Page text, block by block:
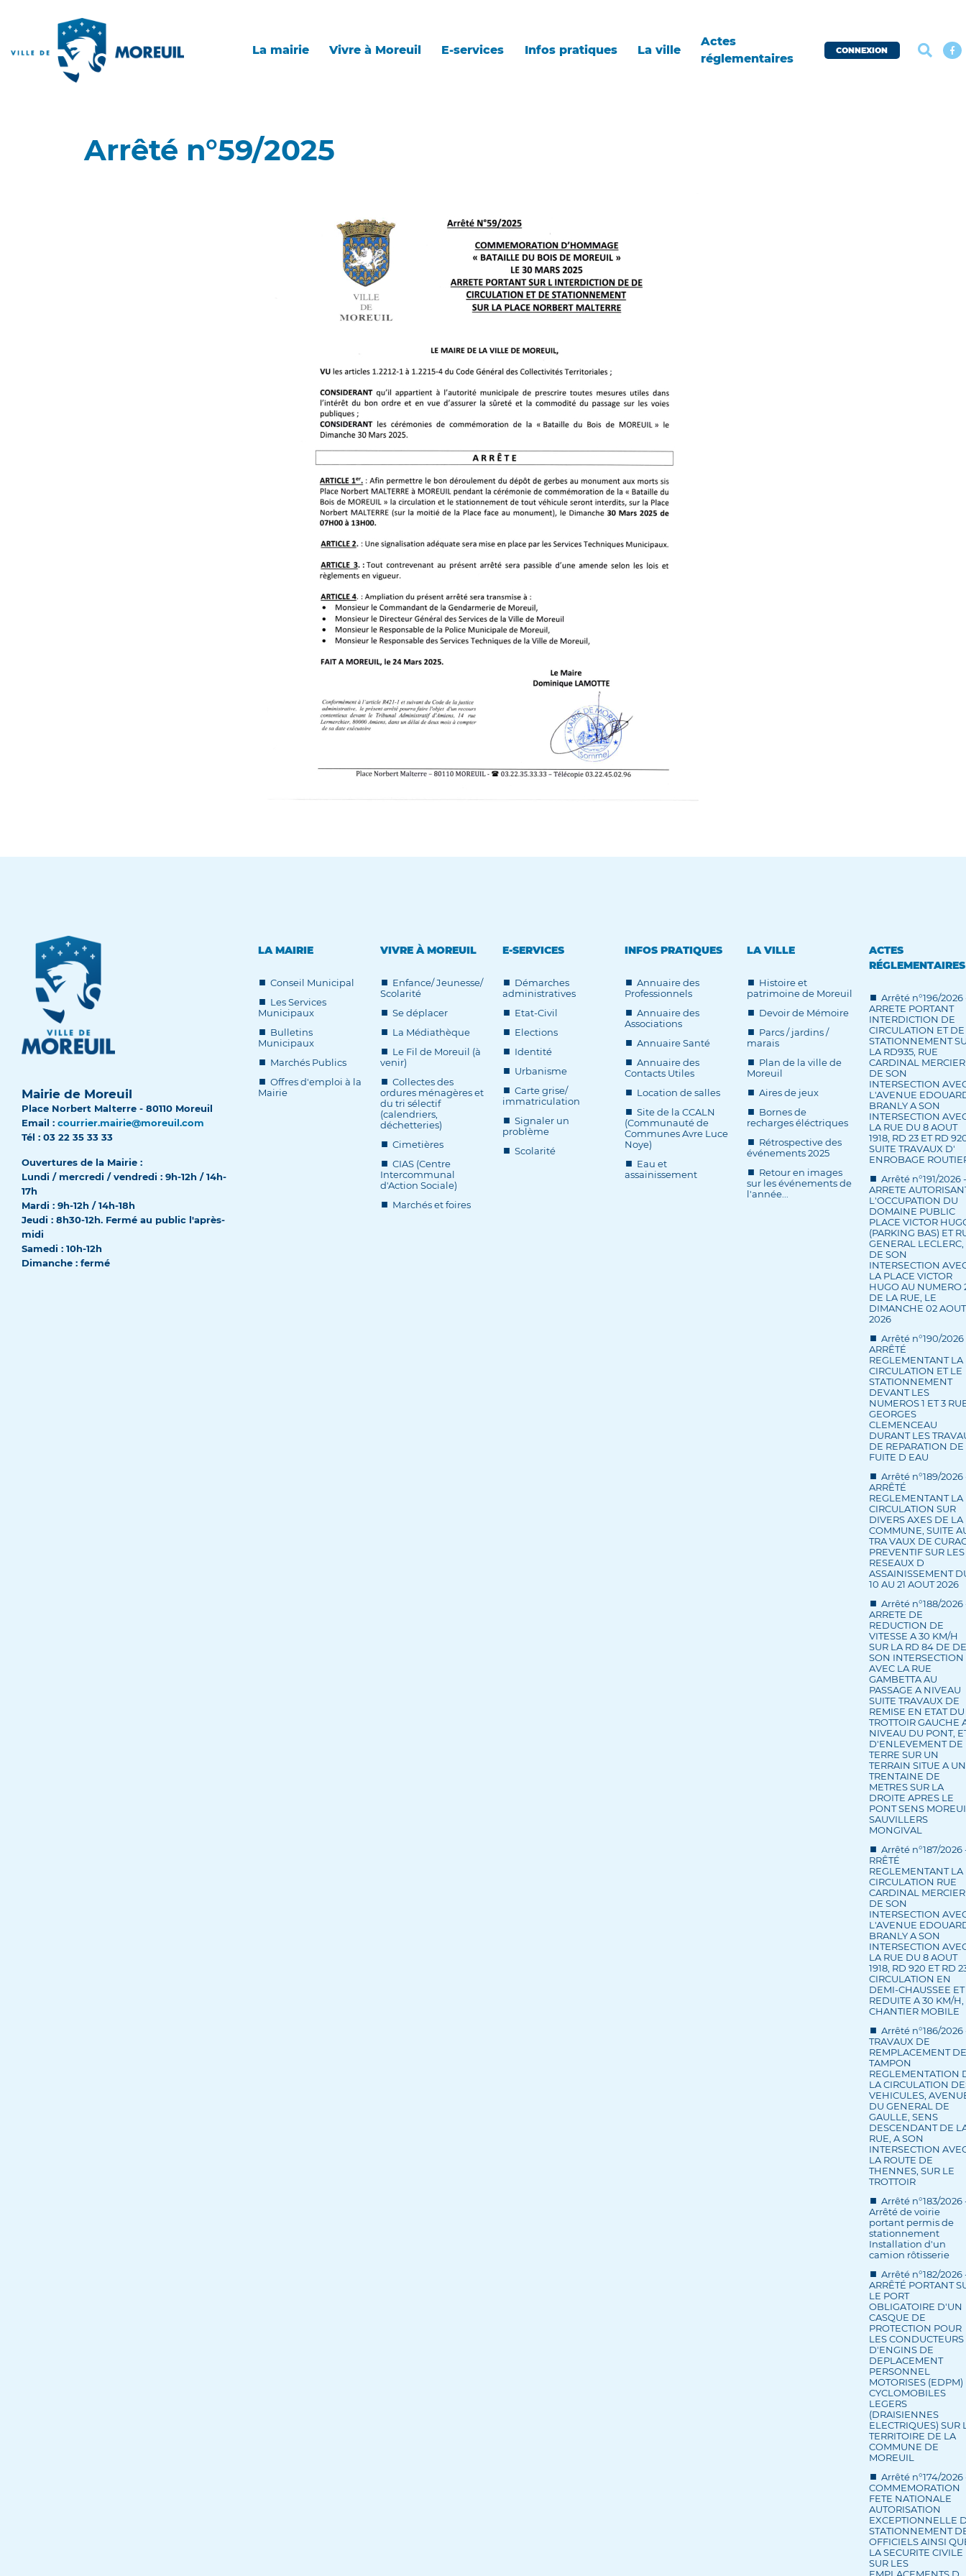
La mairie Vivre à Moreuil E-services Infos pratiques La ville
Actes
réglementaires
CONNEXION
Arrêté n°59/2025
Mairie de Moreuil
Place Norbert Malterre - 80110 Moreuil
Email : courrier.mairie@moreuil.com
Tél : 03 22 35 33 33
Ouvertures de la Mairie :
Lundi / mercredi / vendredi : 9h-12h / 14h-
17h
Mardi : 9h-12h / 14h-18h
Jeudi : 8h30-12h. Fermé au public l'après-
midi
Samedi : 10h-12h
Dimanche : fermé
LA MAIRIE
Conseil Municipal
Les Services
Municipaux
Bulletins
Municipaux
Marchés Publics
Offres d'emploi à la
Mairie
VIVRE À MOREUIL
Enfance/ Jeunesse/
Scolarité
Se déplacer
La Médiathèque
Le Fil de Moreuil (à
venir)
Collectes des
ordures ménagères et
du tri sélectif
(calendriers,
déchetteries)
Cimetières
CIAS (Centre
Intercommunal
d'Action Sociale)
Marchés et foires
E-SERVICES
Démarches
administratives
Etat-Civil
Elections
Identité
Urbanisme
Carte grise/
immatriculation
Signaler un
problème
Scolarité
INFOS PRATIQUES
Annuaire des
Professionnels
Annuaire des
Associations
Annuaire Santé
Annuaire des
Contacts Utiles
Location de salles
Site de la CCALN
(Communauté de
Communes Avre Luce
Noye)
Eau et
assainissement
LA VILLE
Histoire et
patrimoine de Moreuil
Devoir de Mémoire
Parcs / jardins /
marais
Plan de la ville de
Moreuil
Aires de jeux
Bornes de
recharges éléctriques
Rétrospective des
événements 2025
Retour en images
sur les événements de
l'année...
ACTES
RÉGLEMENTAIRES
Arrêté n°196/2026
ARRETE PORTANT
INTERDICTION DE
CIRCULATION ET DE
STATIONNEMENT
LA RD935, RUE
CARDINAL MERCIER
DE SON
INTERSECTION
L'AVENUE
BRANLY A SON
INTERSECTION
LA RUE DU 8 AOUT
1918, RD 23 ET RD
SUITE TRAVAUX D'
ENROBAGE
Arrêté n°191/2026 -
ARRETE
L'OCCUPATION DU
DOMAINE PUBLIC
PLACE VICTOR
(PARKING BAS) ET
GENERAL LECLERC,
DE SON
INTERSECTION
LA PLACE VICTOR
HUGO AU NUMERO
DE LA RUE, LE
DIMANCHE 02 AOUT
2026
Arrêté n°190/2026
ARRÊTÉ
REGLEMENTANT LA
CIRCULATION ET LE
STATIONNEMENT
DEVANT LES
NUMEROS 1 ET 3
GEORGES
CLEMENCEAU
DURANT LES
DE REPARATION DE
FUITE D EAU
Arrêté n°189/2026
ARRÊTÉ
REGLEMENTANT LA
CIRCULATION SUR
DIVERS AXES DE LA
COMMUNE, SUITE
TRA VAUX DE
PREVENTIF SUR LES
RESEAUX D
ASSAINISSEMENT
10 AU 21 AOUT 2026
Arrêté n°188/2026
ARRETE DE
REDUCTION DE
VITESSE A 30 KM/H
SUR LA RD 84 DE DE
SON INTERSECTION
AVEC LA RUE
GAMBETTA AU
PASSAGE A NIVEAU
SUITE TRAVAUX DE
REMISE EN ETAT DU
TROTTOIR GAUCHE
NIVEAU DU PONT,
D'ENLEVEMENT DE
TERRE SUR UN
TERRAIN SITUE A
TRENTAINE DE
METRES SUR LA
DROITE APRES LE
PONT SENS
SAUVILLERS
MONGIVAL
Arrêté n°187/2026
RRÊTÉ
REGLEMENTANT LA
CIRCULATION RUE
CARDINAL MERCIER
DE SON
INTERSECTION
L'AVENUE
BRANLY A SON
INTERSECTION
LA RUE DU 8 AOUT
1918, RD 920 ET RD
CIRCULATION EN
DEMI-CHAUSSEE ET
REDUITE A 30 KM/H,
CHANTIER MOBILE
Arrêté n°186/2026
TRAVAUX DE
REMPLACEMENT DE
TAMPON
REGLEMENTATION
LA CIRCULATION
VEHICULES,
DU GENERAL DE
GAULLE, SENS
DESCENDANT DE
RUE, A SON
INTERSECTION
LA ROUTE DE
THENNES, SUR LE
TROTTOIR
Arrêté n°183/2026
Arrêté de voirie
portant permis de
stationnement
Installation d'un
camion rôtisserie
Arrêté n°182/2026
ARRÊTÉ PORTANT
LE PORT
OBLIGATOIRE D'UN
CASQUE DE
PROTECTION POUR
LES CONDUCTEURS
D'ENGINS DE
DEPLACEMENT
PERSONNEL
MOTORISES (EDPM)
CYCLOMOBILES
LEGERS
(DRAISIENNES
ELECTRIQUES) SUR
TERRITOIRE DE LA
COMMUNE DE
MOREUIL
Arrêté n°174/2026
COMMEMORATION
FETE NATIONALE
AUTORISATION
EXCEPTIONNELLE
STATIONNEMENT
OFFICIELS AINSI
LA SECURITE CIVILE
SUR LES